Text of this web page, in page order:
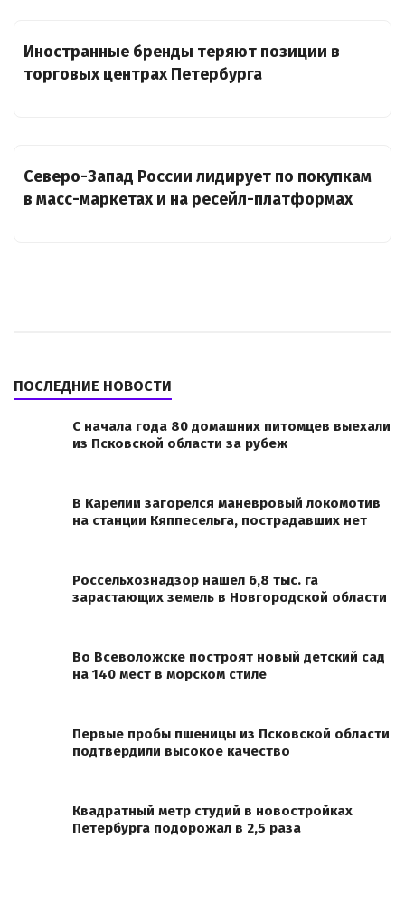
Иностранные бренды теряют позиции в
торговых центрах Петербурга
Северо-Запад России лидирует по покупкам
в масс-маркетах и на ресейл-платформах
ПОСЛЕДНИЕ НОВОСТИ
С начала года 80 домашних питомцев выехали
из Псковской области за рубеж
В Карелии загорелся маневровый локомотив
на станции Кяппесельга, пострадавших нет
Россельхознадзор нашел 6,8 тыс. га
зарастающих земель в Новгородской области
Во Всеволожске построят новый детский сад
на 140 мест в морском стиле
Первые пробы пшеницы из Псковской области
подтвердили высокое качество
Квадратный метр студий в новостройках
Петербурга подорожал в 2,5 раза